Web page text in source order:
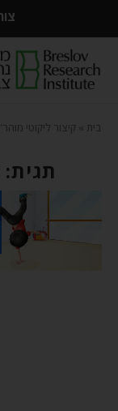
בית קיצור ליקוטי
תגית: